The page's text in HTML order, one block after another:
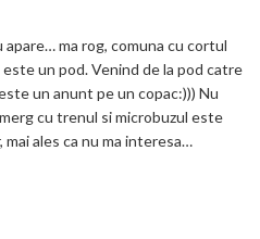
ma rog, comuna cu cortul
un pod. Venind de la pod catre
un anunt pe un copac:))) Nu
cu trenul si microbuzul este
ales ca nu ma interesa…